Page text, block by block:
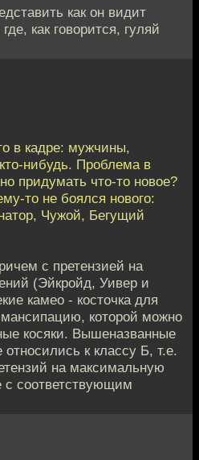
как он видит
как говорится, гуляй
в кадре: мужчины,
нибудь. Проблема в
придумать что-то новое?
то не боялся нового:
Чужой, Бегущий
с претензией на
(Эйкройд, Уивер и
камео - косточка для
которой можно
косяки. Вышеназванные
к классу Б, т.е.
на максимальную
с соответствующим